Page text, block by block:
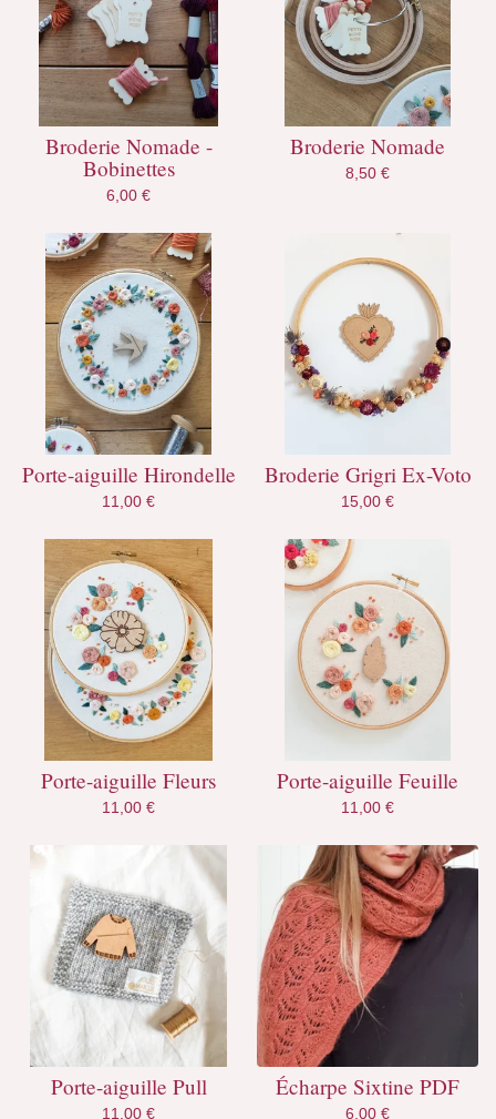
Broderie Nomade -
Bobinettes
6,00 €
Broderie Nomade
8,50 €
Porte-aiguille Hirondelle
11,00 €
Broderie Grigri Ex-Voto
15,00 €
Porte-aiguille Fleurs
11,00 €
Porte-aiguille Feuille
11,00 €
Porte-aiguille Pull
11,00 €
Écharpe Sixtine PDF
6,00 €